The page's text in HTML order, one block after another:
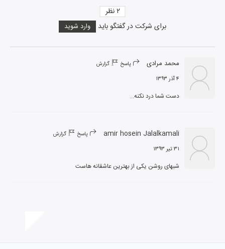
برای شرکت در گفتگو باید وارد شوید
۲نظر
محمد مرادی پاسخ گزارش
۴ آذر ۱۳۹۳
دست شما درد نکنه...
amir hosein Jalalkamali پاسخ گزارش
۳۱ تیر ۱۳۹۳
شبهای روشن یکی از بهترین عاشقانه هاست